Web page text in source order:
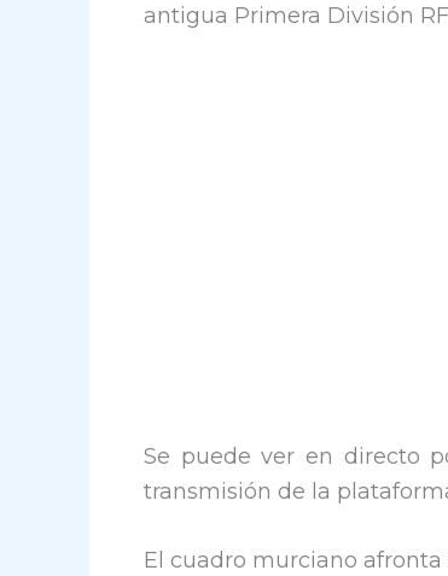
antigua Primera División
Se puede ver en directo
transmisión de la
El cuadro murciano